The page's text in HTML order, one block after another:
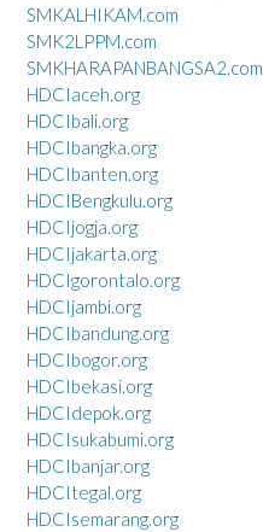
SMKALHIKAM.com
SMK2LPPM.com
SMKHARAPANBANGSA2.com
HDCIaceh.org
HDCIbali.org
HDCIbangka.org
HDCIbanten.org
HDCIBengkulu.org
HDCIjogja.org
HDCIjakarta.org
HDCIgorontalo.org
HDCIjambi.org
HDCIbandung.org
HDCIbogor.org
HDCIbekasi.org
HDCIdepok.org
HDCIsukabumi.org
HDCIbanjar.org
HDCItegal.org
HDCIsemarang.org